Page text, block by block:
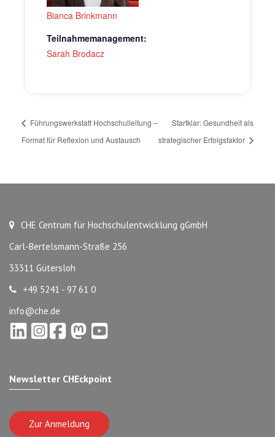
Bianca Brinkmann
Teilnahmemanagement:
Sarah Brodacz
Führungswerkstatt Hochschulleitung –
Format für Reflexion und Austausch
Startklar: Gesundheit als
strategischer Erfolgsfaktor
CHE Centrum für Hochschulentwicklung gGmbH
Carl-Bertelsmann-Straße 256
33311 Gütersloh
+49 5241 - 97 61 0
info@che.de
Newsletter CHEckpoint
Zur Anmeldung